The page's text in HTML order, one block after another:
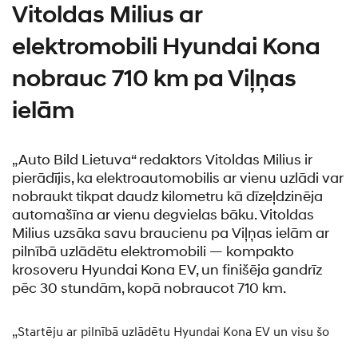
Vitoldas Milius ar
elektromobili Hyundai Kona
nobrauc 710 km pa Viļņas
ielām
„Auto Bild Lietuva“ redaktors Vitoldas Milius ir
pierādījis, ka elektroautomobilis ar vienu uzlādi var
nobraukt tikpat daudz kilometru kā dīzeļdzinēja
automašīna ar vienu degvielas bāku. Vitoldas
Milius uzsāka savu braucienu pa Viļņas ielām ar
pilnībā uzlādētu elektromobili — kompakto
krosoveru Hyundai Kona EV, un finišēja gandrīz
pēc 30 stundām, kopā nobraucot 710 km.
„Startēju ar pilnībā uzlādētu Hyundai Kona EV un visu šo